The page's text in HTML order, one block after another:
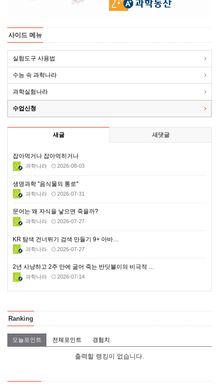
사이드 메뉴
실험도구 사용법
수능 속 과학나라
과학실험나라
수업신청
새글 새댓글
잡아먹거나 잡아먹히거나
과학나라 2026-08-03
생명과학 "음식물의 통로"
과학나라 2026-07-31
문어는 왜 자식을 낳으면 죽을까?
과학나라 2026-07-27
KR 탐색 건너뛰기 검색 만들기 9+ 아바…
과학나라 2026-07-27
2년 사냥하고 2주 만에 굶어 죽는 반딧불이의 비극적 …
과학나라 2026-07-14
Ranking
오늘포인트 전체포인트 경험치
출력할 랭킹이 없습니다.